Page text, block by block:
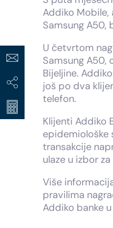
Addiko
Samsung A50,
U četvrtom
Samsung A50,
Bijeljine.
još po dva
telefon.
Klijenti Addiko
epidemiološke
transakcije
ulaze u izbor
Više
pravilima
Addiko banke u